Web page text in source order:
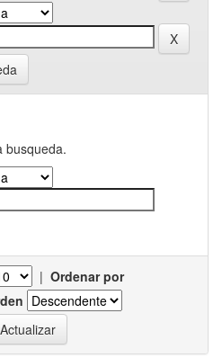
busqueda.
| Ordenar por